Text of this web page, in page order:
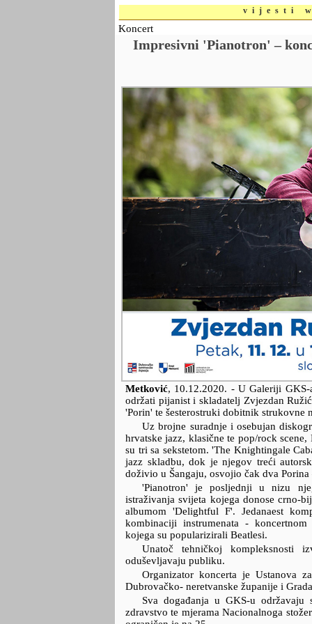
vijesti
Koncert
Impresivni 'Pianotron' –
Metković, 10.12.2020. - U Galeriji GKS-
održati pijanist i skladatelj Zvjezdan
'Porin' te šesterostruki dobitnik strukovne
Uz brojne suradnje i osebujan
hrvatske jazz, klasične te pop/rock
su tri sa sekstetom. 'The Knightingale
jazz skladbu, dok je njegov treći
doživio u Šangaju, osvojio čak dva
'Pianotron' je posljednji u nizu
istraživanja svijeta kojega donose crno-
albumom 'Delightful F'. Jedanaest
kombinaciji instrumenata -
kojega su popularizirali Beatlesi.
Unatoč tehničkoj kompleksnosti
oduševljavaju publiku.
Organizator koncerta je Ustanova
Dubrovačko- neretvanske županije i
Sva događanja u GKS-u
zdravstvo te mjerama Nacionalnoga